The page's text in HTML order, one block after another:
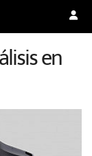
en